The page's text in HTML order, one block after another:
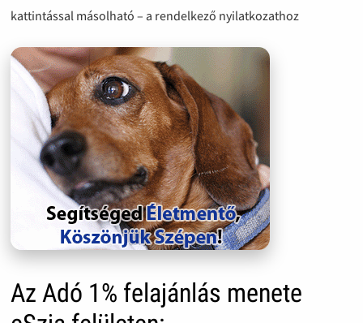
kattintással másolható – a rendelkező nyilatkozathoz
Az Adó 1% felajánlás menete